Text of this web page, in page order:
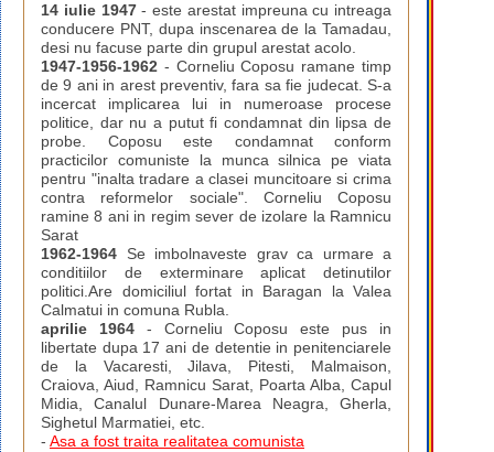
14 iulie 1947- este arestat impreuna cu intreaga
conducere PNT, dupa inscenarea de la Tamadau,
desi nu facuse parte din grupul arestat acolo.
1947-1956-1962 - Corneliu Coposu ramane timp
de 9 ani in arest preventiv, fara sa fie judecat. S-a
incercat implicarea lui in numeroase procese
politice, dar nu a putut fi condamnat din lipsa de
probe. Coposu este condamnat conform
practicilor comuniste la munca silnica pe viata
pentru "inalta tradare a clasei muncitoare si crima
contra reformelor sociale". Corneliu Coposu
ramine 8 ani in regim sever de izolare la Ramnicu
Sarat
1962-1964 Se imbolnaveste grav ca urmare a
conditiilor de exterminare aplicat detinutilor
politici.Are domiciliul fortat in Baragan la Valea
Calmatui in comuna Rubla.
aprilie 1964- Corneliu Coposu este pus in
libertate dupa 17 ani de detentie in penitenciarele
de la Vacaresti, Jilava, Pitesti, Malmaison,
Craiova, Aiud, Ramnicu Sarat, Poarta Alba, Capul
Midia, Canalul Dunare-Marea Neagra, Gherla,
Sighetul Marmatiei, etc.
- Asa a fost traita realitatea comunista